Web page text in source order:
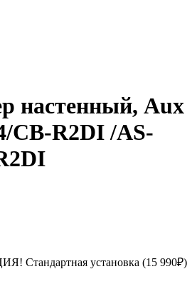
настенный, Aux
СB-R2DI /AS-
Стандартная установка (15 990₽)